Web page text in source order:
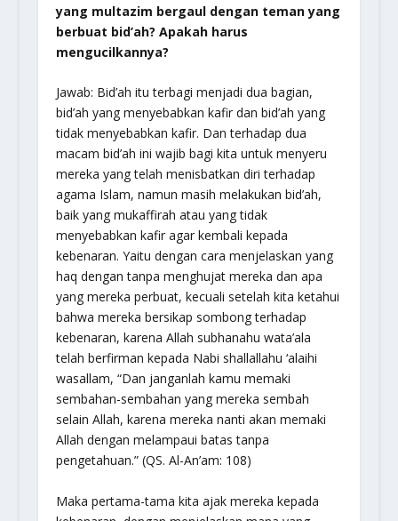
yang multazim bergaul dengan teman yang
berbuat bid’ah? Apakah harus
mengucilkannya?
Jawab: Bid’ah itu terbagi menjadi dua bagian,
bid’ah yang menyebabkan kafir dan bid’ah yang
tidak menyebabkan kafir. Dan terhadap dua
macam bid’ah ini wajib bagi kita untuk menyeru
mereka yang telah menisbatkan diri terhadap
agama Islam, namun masih melakukan bid’ah,
baik yang mukaffirah atau yang tidak
menyebabkan kafir agar kembali kepada
kebenaran. Yaitu dengan cara menjelaskan yang
haq dengan tanpa menghujat mereka dan apa
yang mereka perbuat, kecuali setelah kita ketahui
bahwa mereka bersikap sombong terhadap
kebenaran, karena Allah subhanahu wata’ala
telah berfirman kepada Nabi shallallahu ‘alaihi
wasallam, “Dan janganlah kamu memaki
sembahan-sembahan yang mereka sembah
selain Allah, karena mereka nanti akan memaki
Allah dengan melampaui batas tanpa
pengetahuan.” (QS. Al-An’am: 108)
Maka pertama-tama kita ajak mereka kepada